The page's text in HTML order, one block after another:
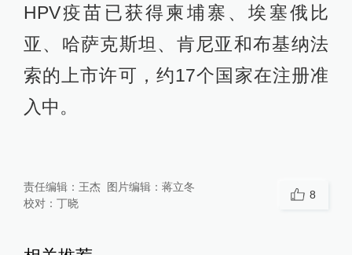
HPV疫苗已获得柬埔寨、埃塞俄比
亚、哈萨克斯坦、肯尼亚和布基纳法
索的上市许可，约17个国家在注册准
入中。
责任编辑： 王杰 图片编辑： 蒋立冬
校对： 丁晓
8